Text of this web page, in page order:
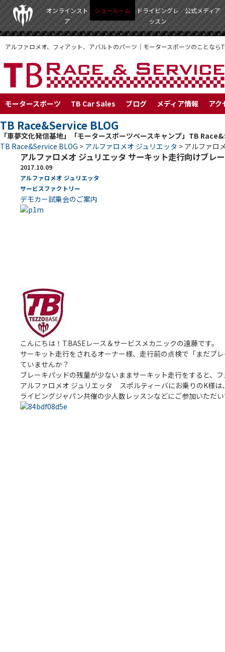
TEZZO
オンラインスト
ア
ショールーム
ドライビングレ
ッスン
公式メディア
アルファロメオ、フィアット、アバルトのパーツ｜モータースポーツのことなら
モータースポーツ TB Car Sales ブログ メディア情報 アク
TB Race&Service BLOG
「車夢文化発信基地」「モータースポーツベースキャンプ」TB
TB Race&Service BLOG > アルファロメオ ジュリエッタ > アルファロ
アルファロメオ ジュリエッタ サーキット走行向けブレ
2017.10.09
アルファロメオ ジュリエッタ
サービスファクトリー
デモカー試乗会のご案内
こんにちは！T.BASEレース＆サービスメカニックの遠藤です。
サーキット走行をされるオーナー様、走行前の点検で「まだブ
ていませんか？
ブレーキパッドの残量が少ないままサーキット走行をすると、
アルファロメオ ジュリエッタ スポルティーバにお乗りのK様
ライビングジャパン共催の少人数レッスンなどにご参加いただ